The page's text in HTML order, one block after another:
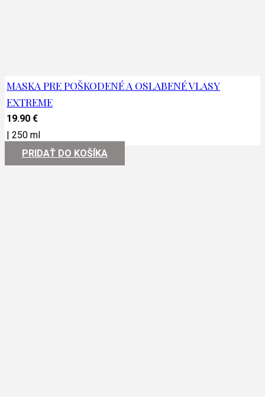
MASKA PRE POŠKODENÉ A OSLABENÉ VLASY
EXTREME
19.90€
|250 ml
PRIDAŤ DO KOŠÍKA